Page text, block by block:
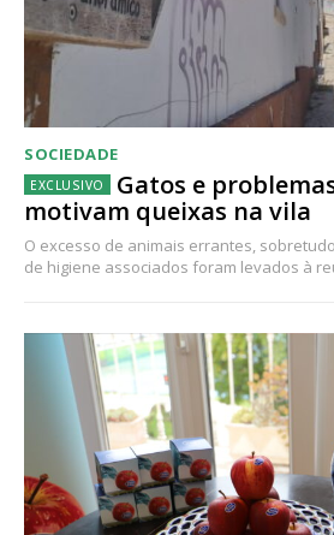
SOCIEDADE
Gatos e
motivam queixas na vila
O excesso de animais errantes,
de higiene associados foram levados à